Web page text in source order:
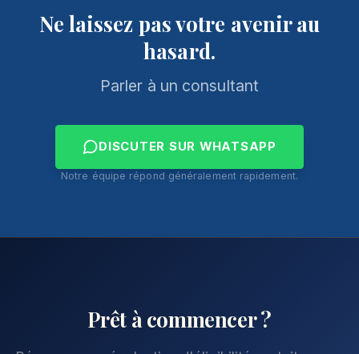
Ne laissez pas votre avenir au
hasard.
Parler à un consultant
DISCUTER SUR WHATSAPP
Notre équipe répond généralement rapidement.
Prêt à commencer ?